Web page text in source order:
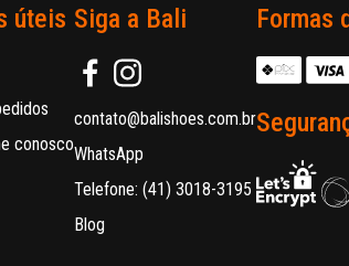
úteis
conosco
Siga a Bali
contato@balishoes.com.br
WhatsApp
Telefone: (41) 3018-3195
Blog
Formas